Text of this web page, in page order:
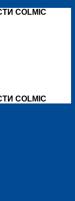
COLMIC
COLMIC